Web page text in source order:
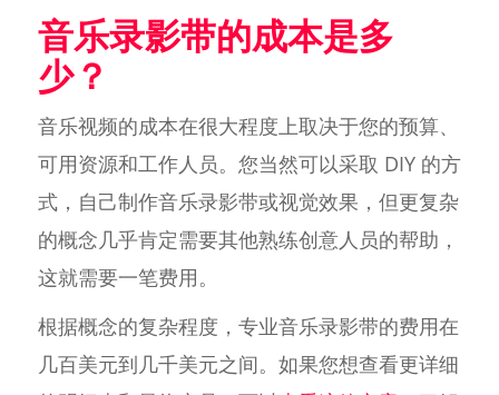
音乐录影带的成本是多
少？
音乐视频的成本在很大程度上取决于您的预算、
可用资源和工作人员。您当然可以采取 DIY 的方
式，自己制作音乐录影带或视觉效果，但更复杂
的概念几乎肯定需要其他熟练创意人员的帮助，
这就需要一笔费用。
根据概念的复杂程度，专业音乐录影带的费用在
几百美元到几千美元之间。如果您想查看更详细